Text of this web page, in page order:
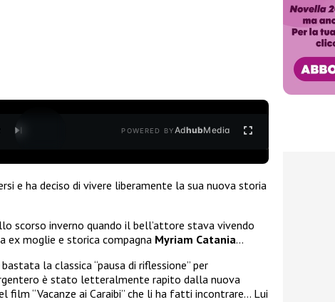
POWERED BYAdhubMedia
e ha deciso di vivere liberamente la sua nuova storia
scorso inverno quando il bell’attore stava vivendo
ex moglie e storica compagna Myriam Catania…
la classica “pausa di riflessione” per
è stato letteralmente rapito dalla nuova
“Vacanze ai Caraibi” che li ha fatti incontrare… Lui